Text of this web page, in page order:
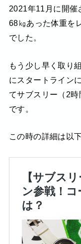
2021年11月に開催
68㎏あった体重を
でした。
もう少し早く取り
にスタートライン
てサブスリー（2
です。
この時の詳細は以